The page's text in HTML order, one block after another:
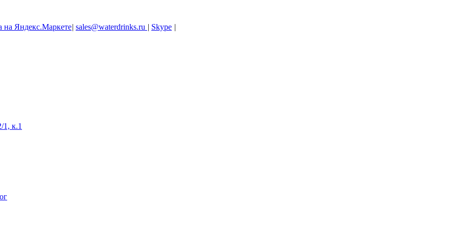
| sales@waterdrinks.ru | Skype |
1, к.1